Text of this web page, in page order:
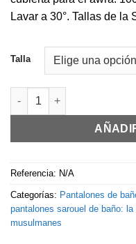
Lavar a 30°. Tallas de la
Talla
Cantidad de Sarouel de
Referencia: N/A
Categorías: Pantalones de
pantalones sarouel de baño:
musulmanes